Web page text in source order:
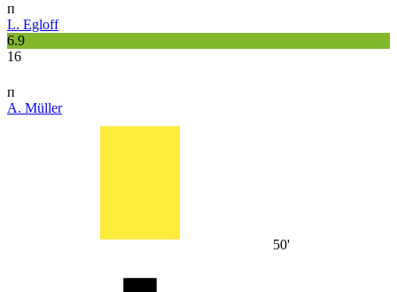
п
L. Egloff
6.9
16
п
A. Müller
50'